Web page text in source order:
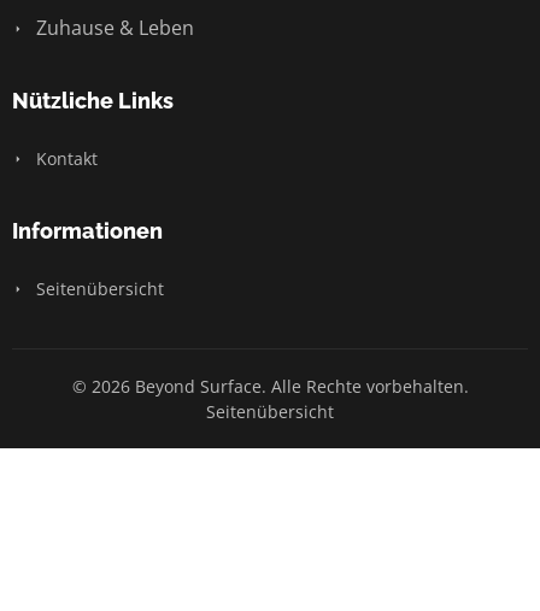
Zuhause & Leben
Nützliche Links
Kontakt
Informationen
Seitenübersicht
© 2026 Beyond Surface. Alle Rechte vorbehalten.
Seitenübersicht